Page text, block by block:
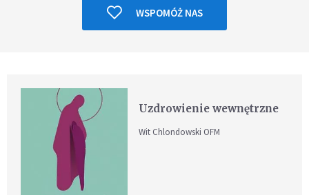
WSPOMÓŻ NAS
Uzdrowienie wewnętrzne
Wit Chlondowski OFM